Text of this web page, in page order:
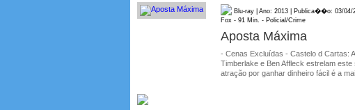
Blu-ray | Ano: 2013 | Publica��o: 03/04/
Fox - 91 Min. - Policial/Crime
Aposta Máxima
- Cenas Excluídas - Castelo d Cartas:
Timberlake e Ben Affleck estrelam
atração por ganhar dinheiro fácil é a